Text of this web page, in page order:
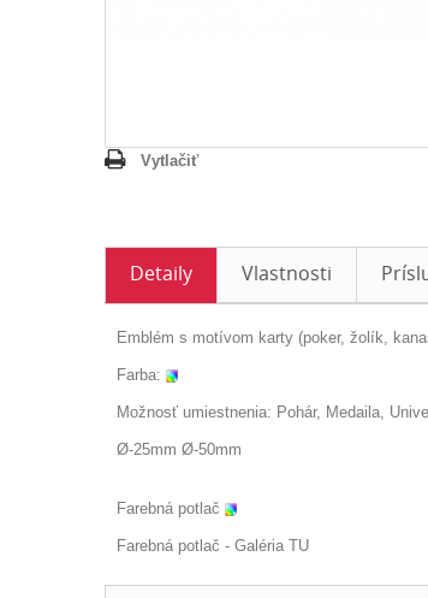
Vytlačiť
Detaily Vlastnosti
Emblém s motívom karty (poker, žolík,
Farba:
Možnosť umiestnenia: Pohár, Medaila,
Ø-25mm Ø-50mm
Farebná potlač
Farebná potlač - Galéria TU